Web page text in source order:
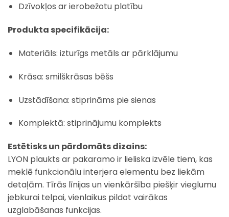
Dzīvokļos ar ierobežotu platību
Produkta specifikācija:
Materiāls: izturīgs metāls ar pārklājumu
Krāsa: smilškrāsas bēšs
Uzstādīšana: stiprināms pie sienas
Komplektā: stiprinājumu komplekts
Estētisks un pārdomāts dizains:
LYON plaukts ar pakaramo ir lieliska izvēle tiem, kas
meklē funkcionālu interjera elementu bez liekām
detaļām. Tīrās līnijas un vienkāršība piešķir vieglumu
jebkurai telpai, vienlaikus pildot vairākas
uzglabāšanas funkcijas.